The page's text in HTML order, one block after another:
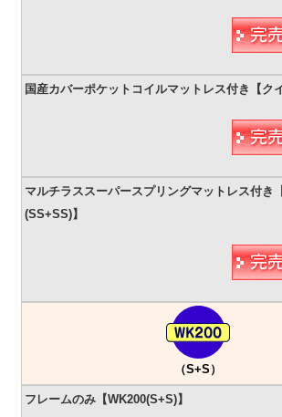
（S+S）